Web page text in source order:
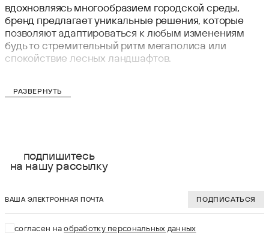
вдохновляясь многообразием городской среды,
бренд предлагает уникальные решения, которые
позволяют адаптироваться к любым изменениям
будь то стремительный ритм мегаполиса или
спокойствие лесных ландшафтов.
РАЗВЕРНУТЬ
подпишитесь
на нашу рассылку
ПОДПИСАТЬСЯ
согласен наобработку персональных данных